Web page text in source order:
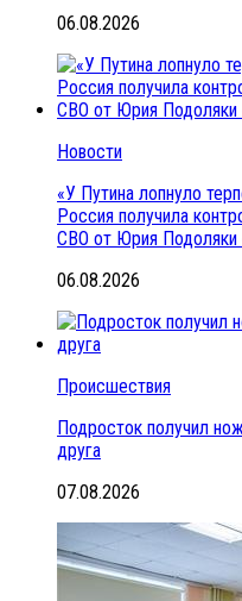
06.08.2026
Новости
«У Путина лопнуло
Россия получила
СВО от Юрия Подоляки
06.08.2026
Происшествия
Подросток получил
друга
07.08.2026